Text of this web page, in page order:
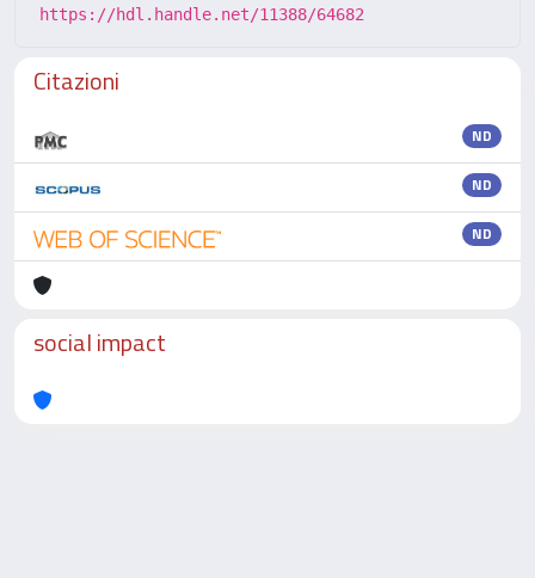
https://hdl.handle.net/11388/64682
Citazioni
ND
ND
ND
social impact